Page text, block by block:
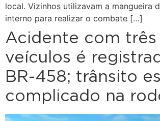
local. Vizinhos utilizavam a mangueira
interno para realizar o combate […]
Acidente com três
veículos é
BR-458; trânsito
complicado na